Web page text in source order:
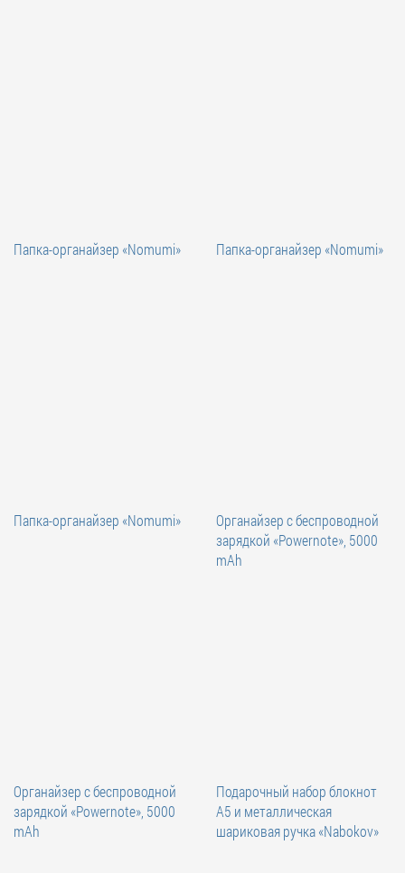
Папка-органайзер «Nomumi» Папка-органайзер «Nomumi»
Папка-органайзер «Nomumi»
Органайзер с беспроводной
зарядкой «Powernote», 5000
mAh
Органайзер с беспроводной
зарядкой «Powernote», 5000
mAh
Подарочный набор блокнот
А5 и металлическая
шариковая ручка «Nabokov»